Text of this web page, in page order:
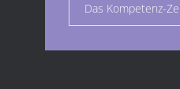
Das Kompetenz-